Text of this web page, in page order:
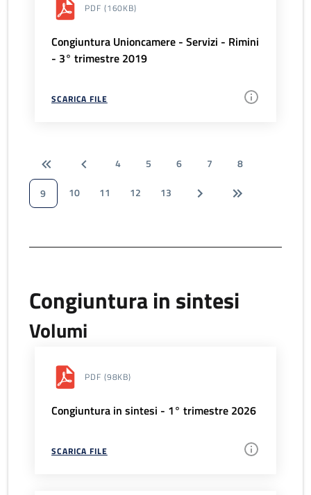
PDF (160KB)
Congiuntura Unioncamere - Servizi - Rimini
- 3° trimestre 2019
SCARICA FILE
4 5 6 7
8
9
10 11 12 13
Congiuntura in sintesi
Volumi
PDF (98KB)
Congiuntura in sintesi - 1° trimestre 2026
SCARICA FILE